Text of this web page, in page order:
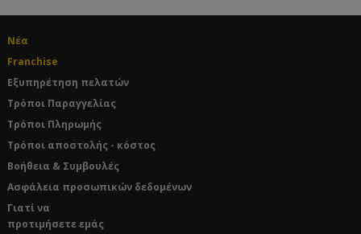
Νέα
Franchise
Εξυπηρέτηση πελατών
Τρόποι Παραγγελίας
Τρόποι Πληρωμής
Τρόποι αποστολής - κόστος
Βοήθεια & Συμβουλές
Ασφάλεια προσωπικών δεδομένων
Γιατί να
προτιμήσετε εμάς